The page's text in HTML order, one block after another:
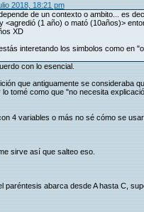
2018, 18:21 pm
de un contexto o ambito... es
<agredió (1 año) o mató (10años)>
XD
interetando los simbolos como en
con lo esencial.
que antiguamente se consideraba
tomé como que "no necesita
4 variables o más no sé cómo se
sirve así que salteo eso.
paréntesis abarca desde A hasta C,